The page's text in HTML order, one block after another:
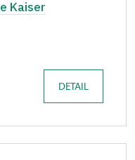
Kaiser
DETAIL